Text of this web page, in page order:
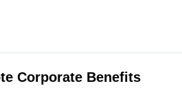
Corporate Benefits